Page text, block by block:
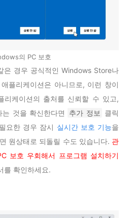
의 PC 보호
은 경우 공식적인 Windows Store나
플리케이션은 아니므로, 이런 창이
리케이션의 출처를 신뢰할 수 있고,
는 것을 확신한다면
추가 정보
클릭
요한 경우 잠시 실시간 보호 기능을
원상태로 되돌릴 수도 있습니다. 관
보호 우회해서 프로그램 설치하기
를 확인하세요.